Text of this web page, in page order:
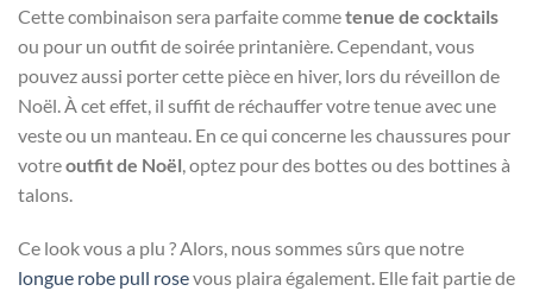
Cette combinaison sera parfaite commetenue de cocktails
ou pour un outfit de soirée printanière. Cependant, vous
pouvez aussi porter cette pièce en hiver, lors du réveillon de
Noël. À cet effet, il suffit de réchauffer votre tenue avec une
veste ou un manteau. En ce qui concerne les chaussures pour
votreoutfit de Noël , optez pour des bottes ou des bottines à
talons.
Ce look vous a plu ? Alors, nous sommes sûrs que notre
longue robe pull rosevous plaira également. Elle fait partie de